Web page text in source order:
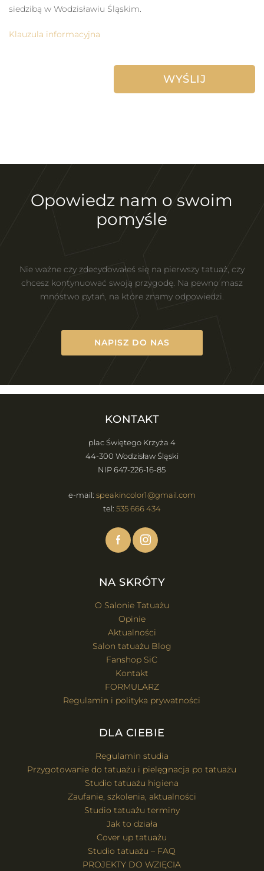
siedzibą w Wodzisławiu Śląskim.
Klauzula informacyjna
Opowiedz nam o swoim
pomyśle
Nie ważne czy zdecydowałeś się na pierwszy tatuaż, czy
chcesz kontynuować swoją przygodę. Na pewno masz
mnóstwo pytań, na które znamy odpowiedzi.
NAPISZ DO NAS
KONTAKT
plac Świętego Krzyża 4
44-300 Wodzisław Śląski
NIP 647-226-16-85
e-mail: speakincolor1@gmail.com
tel: 535 666 434
NA SKRÓTY
O Salonie Tatuażu
Opinie
Aktualności
Salon tatuażu Blog
Fanshop SiC
Kontakt
FORMULARZ
Regulamin i polityka prywatności
DLA CIEBIE
Regulamin studia
Przygotowanie do tatuażu i pielęgnacja po tatuażu
Studio tatuażu higiena
Zaufanie, szkolenia, aktualności
Studio tatuażu terminy
Jak to działa
Cover up tatuażu
Studio tatuażu – FAQ
PROJEKTY DO WZIĘCIA